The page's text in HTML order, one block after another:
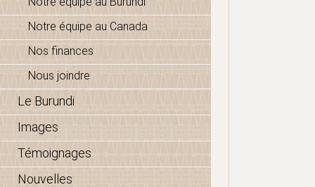
Notre équipe au Canada
Nos finances
Nous joindre
Le Burundi
Images
Témoignages
Nouvelles